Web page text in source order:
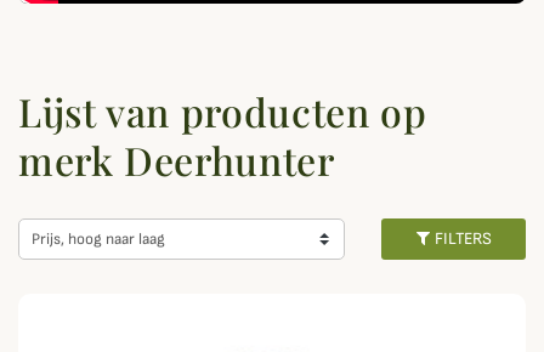
Lijst van producten op
merk Deerhunter
Prijs, hoog naar laag FILTERS